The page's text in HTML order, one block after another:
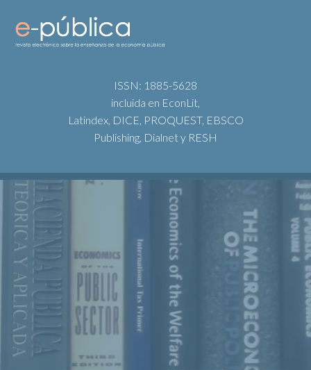
ISSN: 1885-5628
incluida en EconLit,
Latindex, DICE, PROQUEST, EBSCO
Publishing, Dialnet y RESH